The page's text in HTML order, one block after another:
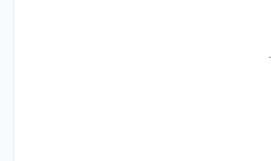
.